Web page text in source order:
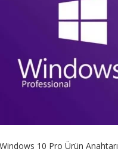
Windows 10 Pro Ürün Anahtarı